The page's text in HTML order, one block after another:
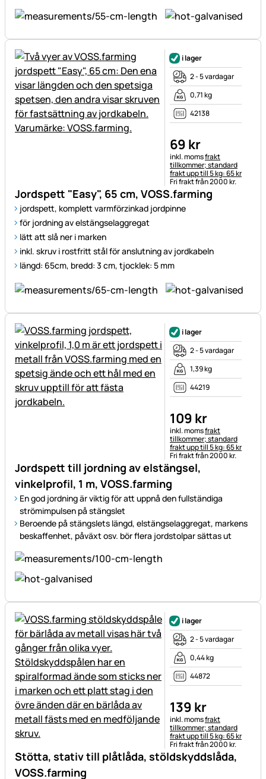
Jordspett "Easy", 65 cm, VOSS.farming
jordspett, komplett varmförzinkad jordpinne
för jordning av elstängselaggregat
lätt att slå ner i marken
inkl. skruv i rostfritt stål för anslutning av jordkabeln
längd: 65cm, bredd: 3 cm, tjocklek: 5 mm
i lager
2 - 5 vardagar
0,71 kg
42138
69 kr
Skatteinformation:
inkl. momsfrakt
tillkommer; standard
frakt upp till 5 kg: 65 kr
Fri frakt från 2000 kr.
Jordspett till jordning av elstängsel,
vinkelprofil, 1 m, VOSS.farming
En god jordning är viktig för att uppnå den fullständiga
strömimpulsen på stängslet
Beroende på stängslets längd, elstängselaggregat, markens
beskaffenhet, påväxt osv. bör flera jordstolpar sättas ut
i lager
2 - 5 vardagar
1,39 kg
44219
109 kr
Skatteinformation:
inkl. momsfrakt
tillkommer; standard
frakt upp till 5 kg: 65 kr
Fri frakt från 2000 kr.
Stötta, stativ till plåtlåda, stöldskyddslåda,
VOSS.farming
i lager
2 - 5 vardagar
0,44 kg
44872
139 kr
Skatteinformation:
inkl. momsfrakt
tillkommer; standard
frakt upp till 5 kg: 65 kr
Fri frakt från 2000 kr.